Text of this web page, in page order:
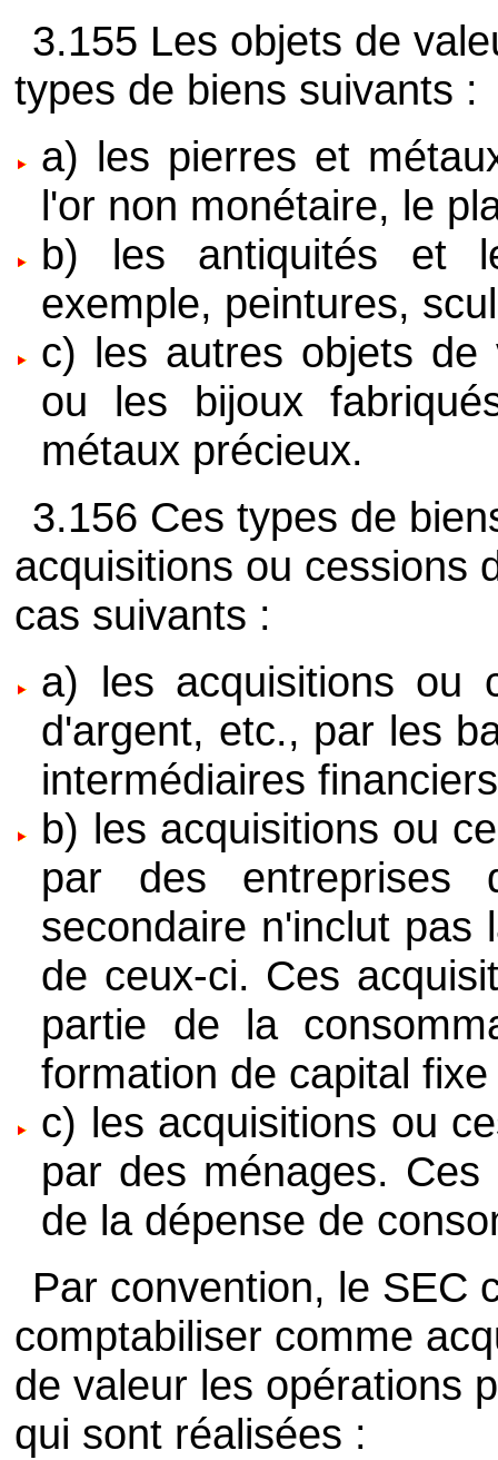
3.155 Les objets de
types de biens suivants :
a) les pierres et
l'or non monétaire, le
b) les antiquités et
exemple, peintures,
c) les autres objets de
ou les bijoux
métaux précieux.
3.156 Ces types de
acquisitions ou cessions
cas suivants :
a) les acquisitions ou
d'argent, etc., par les
intermédiaires
b) les acquisitions ou
par des entreprises
secondaire n'inclut pas
de ceux-ci. Ces
partie de la
formation de capital
c) les acquisitions ou
par des ménages.
de la dépense de
Par convention, le SEC
comptabiliser comme
de valeur les opérations
qui sont réalisées :